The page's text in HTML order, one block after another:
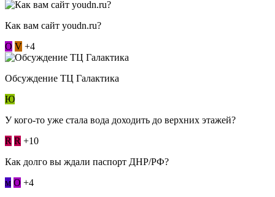
Как вам сайт youdn.ru?
О V +4
Обсуждение ТЦ Галактика
Ю
У кого-то уже стала вода доходить до верхних этажей?
R R +10
Как долго вы ждали паспорт ДНР/РФ?
м О +4